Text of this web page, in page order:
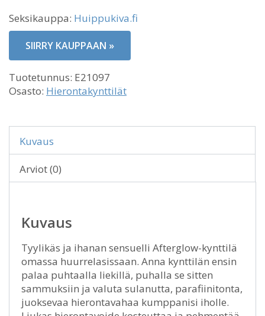
Seksikauppa: Huippukiva.fi
SIIRRY KAUPPAAN »
Tuotetunnus: E21097
Osasto: Hierontakynttilät
Kuvaus
Arviot (0)
Kuvaus
Tyylikäs ja ihanan sensuelli Afterglow-kynttilä
omassa huurrelasissaan. Anna kynttilän ensin
palaa puhtaalla liekillä, puhalla se sitten
sammuksiin ja valuta sulanutta, parafiinitonta,
juoksevaa hierontavahaa kumppanisi iholle.